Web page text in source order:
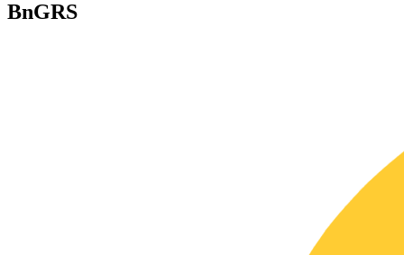
BnGRS